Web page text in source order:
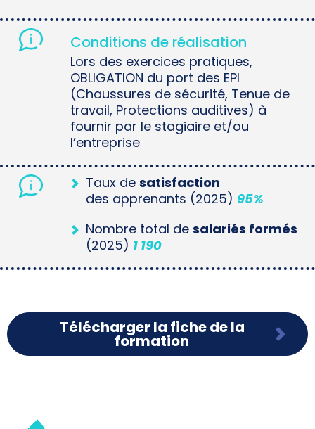
Conditions de réalisation
Lors des exercices pratiques,
OBLIGATION du port des EPI
(Chaussures de sécurité, Tenue de
travail, Protections auditives) à
fournir par le stagiaire et/ou
l’entreprise
Taux desatisfaction
des apprenants (2025) 95%
Nombre total desalariés formés
(2025) 1 190
Télécharger la fiche de la
formation